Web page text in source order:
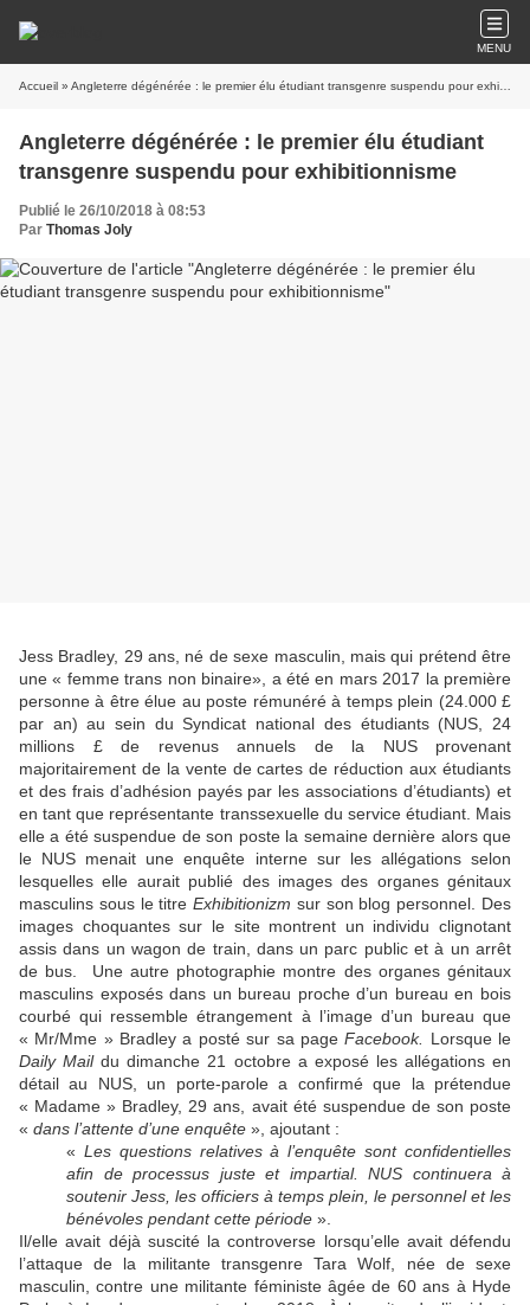
MENU
Accueil » Angleterre dégénérée : le premier élu étudiant transgenre suspendu pour exhibitionnisme
Angleterre dégénérée : le premier élu étudiant
transgenre suspendu pour exhibitionnisme
Publié le 26/10/2018 à 08:53
Par Thomas Joly
Jess Bradley, 29 ans, né de sexe masculin, mais qui prétend être
une « femme trans non binaire», a été en mars 2017 la première
personne à être élue au poste rémunéré à temps plein (24.000 £
par an) au sein du Syndicat national des étudiants (NUS, 24
millions £ de revenus annuels de la NUS provenant
majoritairement de la vente de cartes de réduction aux étudiants
et des frais d’adhésion payés par les associations d’étudiants) et
en tant que représentante transsexuelle du service étudiant. Mais
elle a été suspendue de son poste la semaine dernière alors que
le NUS menait une enquête interne sur les allégations selon
lesquelles elle aurait publié des images des organes génitaux
masculins sous le titreExhibitionizm sur son blog personnel. Des
images choquantes sur le site montrent un individu clignotant
assis dans un wagon de train, dans un parc public et à un arrêt
de bus. Une autre photographie montre des organes génitaux
masculins exposés dans un bureau proche d’un bureau en bois
courbé qui ressemble étrangement à l’image d’un bureau que
« Mr/Mme » Bradley a posté sur sa pageFacebook.
Lorsque le
Daily Maildu dimanche 21 octobre a exposé les allégations en
détail au NUS, un porte-parole a confirmé que la prétendue
« Madame » Bradley, 29 ans, avait été suspendue de son poste
« dans l’attente d’une enquête », ajoutant :
« Les questions relatives à l’enquête sont confidentielles
afin de processus juste et impartial. NUS continuera à
soutenir Jess, les officiers à temps plein, le personnel et les
bénévoles pendant cette période ».
Il/elle avait déjà suscité la controverse lorsqu’elle avait défendu
l’attaque de la militante transgenre Tara Wolf, née de sexe
masculin, contre une militante féministe âgée de 60 ans à Hyde